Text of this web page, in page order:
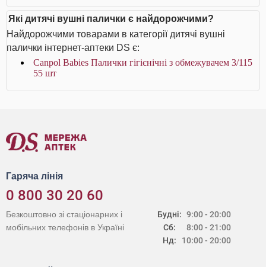
Які дитячі вушні палички є найдорожчими?
Найдорожчими товарами в категорії дитячі вушні
палички інтернет-аптеки DS є:
Canpol Babies Палички гігієнічні з обмежувачем 3/115
55 шт
Гаряча лінія
0 800 30 20 60
Будні:
Сб:
Нд:
9:00 - 20:00
8:00 - 21:00
10:00 - 20:00
Безкоштовно зі стаціонарних і
мобільних телефонів в Україні